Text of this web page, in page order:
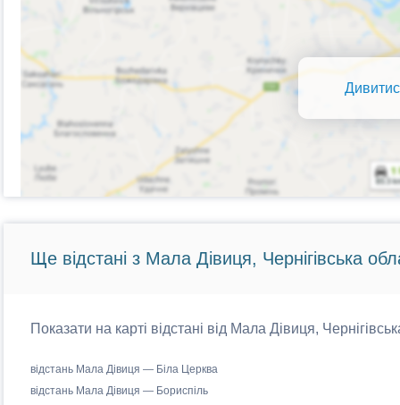
Ще відстані з Мала Дівиця, Чернігівська
Показати на карті відстані від Мала Дівиця,
відстань Мала Дівиця — Біла Церква
відстань Мала Дівиця — Бориспіль